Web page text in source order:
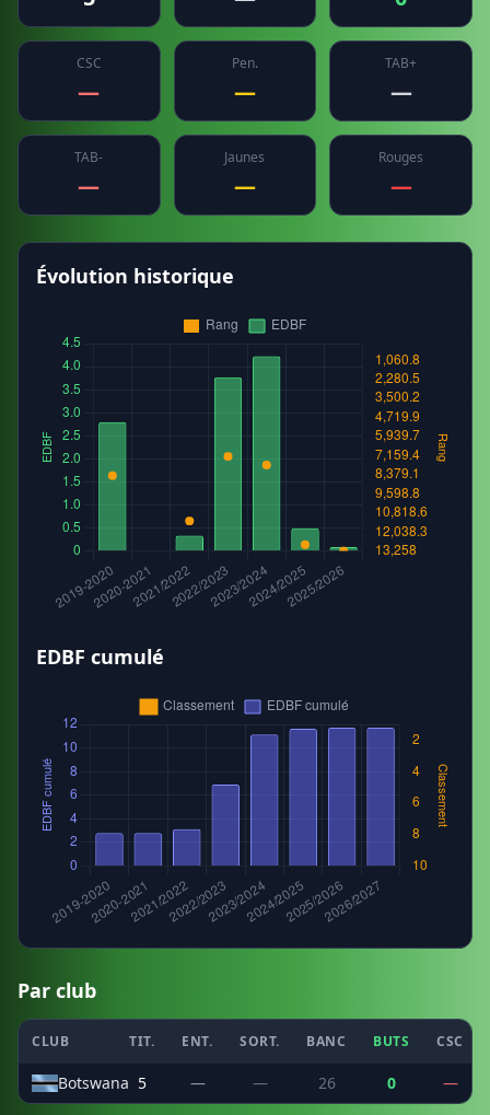
CSC
—
Pen.
—
TAB+
—
TAB-
—
Jaunes
—
Rouges
—
Évolution historique
EDBF cumulé
Par club
CLUB TIT. ENT. SORT. BANC BUTS CSC
Botswana 5 — — 26 0 —